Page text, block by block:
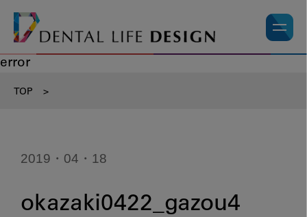
error
TOP >
2019・04・18
okazaki0422_gazou4